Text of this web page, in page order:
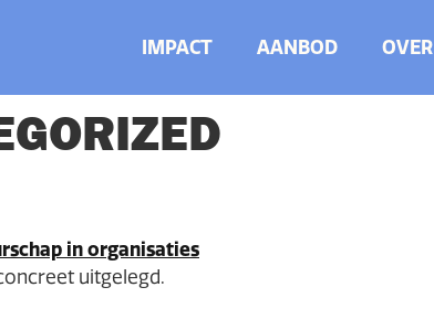
IMPACT AANBOD OVER
uitgelegd.